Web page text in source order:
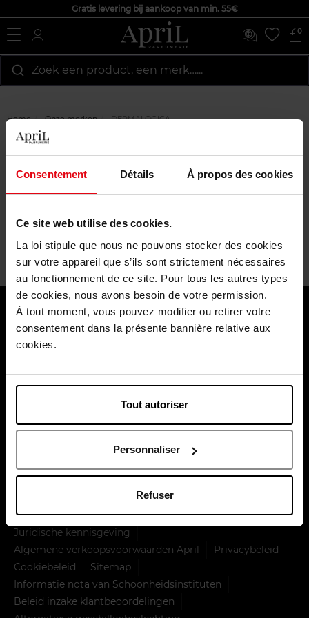
Consentement Détails À propos des cookies
Ce site web utilise des cookies.
La loi stipule que nous ne pouvons stocker des cookies
sur votre appareil que s’ils sont strictement nécessaires
au fonctionnement de ce site. Pour tous les autres types
de cookies, nous avons besoin de votre permission.
À tout moment, vous pouvez modifier ou retirer votre
consentement dans la présente bannière relative aux
cookies.
Tout autoriser
Personnaliser
Refuser
Gratis levering bij aankoop van min. 55€
0
Zoek een product, een merk…...
Home Onze merken DERMALOGICA
DERMALOGICA
Over ons
Klantendienst
Betaal veilig
Levering door
Juridische kennisgeving
Algemene verkoopsvoorwaarden April
Privacybeleid
Cookiebeleid
Sitemap
Informatie nota van Schoonheidsinstituten
Beleid inzake klantbeoordelingen